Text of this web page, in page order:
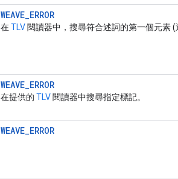
WEAVE_ERROR
在TLV 閱讀器中，搜尋符合述詞的第一個元素 (
WEAVE_ERROR
在提供的 TLV 閱讀器中搜尋指定標記。
WEAVE_ERROR